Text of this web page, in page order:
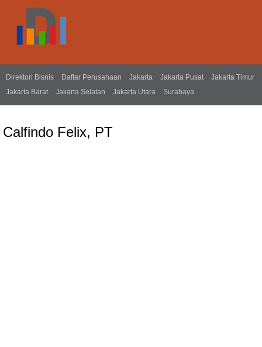
Direktori Bisnis Daftar Perusahaan Jakarta Jakarta Pusat
Jakarta Timur
Jakarta Barat
Jakarta Selatan Jakarta Utara Surabaya
Calfindo Felix, PT